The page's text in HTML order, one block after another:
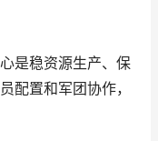
是稳资源生产、保
配置和军团协作，